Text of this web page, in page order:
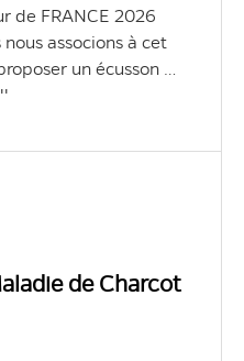
unité
de FRANCE 2026
associons à cet
un écusson
de Charcot